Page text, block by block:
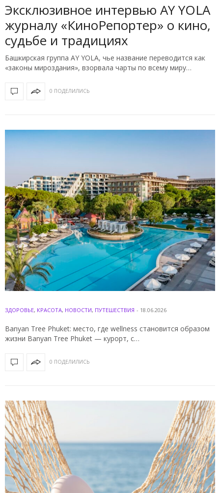
Эксклюзивное интервью AY YOLA
журналу «КиноРепортер» о кино,
судьбе и традициях
Башкирская группа AY YOLA, чье название переводится как
«законы мироздания», взорвала чарты по всему миру…
0 ПОДЕЛИЛИСЬ
ЗДОРОВЬЕ, КРАСОТА, НОВОСТИ, ПУТЕШЕСТВИЯ - 18.06.2026
Banyan Tree Phuket: место, где wellness становится образом
жизни Banyan Tree Phuket — курорт, с…
0 ПОДЕЛИЛИСЬ